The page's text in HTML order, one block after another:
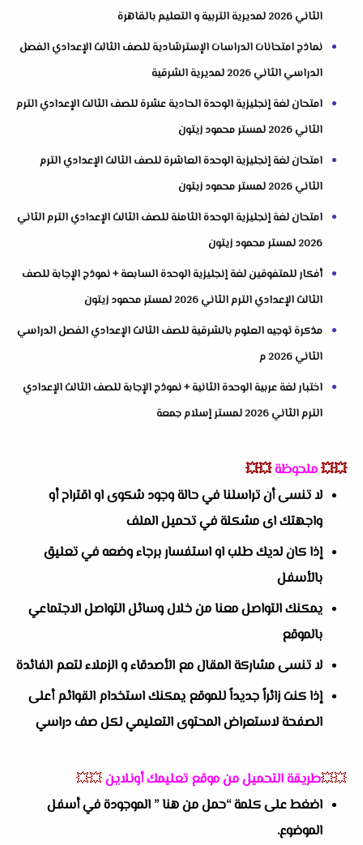
الثاني 2026 لمديرية التربية و التعليم بالقاهرة
نماذج امتحانات الدراسات الإسترشادية للصف الثالث الإعدادي الفصل
الدراسي الثاني 2026 لمديرية الشرقية
امتحان لغة إنجليزية الوحدة الحادية عشرة للصف الثالث الإعدادي الترم
الثاني 2026 لمستر محمود زيتون
امتحان لغة إنجليزية الوحدة العاشرة للصف الثالث الإعدادي الترم
الثاني 2026 لمستر محمود زيتون
امتحان لغة إنجليزية الوحدة الثامنة للصف الثالث الإعدادي الترم الثاني
2026 لمستر محمود زيتون
أفكار للمتفوقين لغة إنجليزية الوحدة السابعة + نموذج الإجابة للصف
الثالث الإعدادي الترم الثاني 2026 لمستر محمود زيتون
مذكرة توجيه العلوم بالشرقية للصف الثالث الإعدادي الفصل الدراسي
الثاني 2026 م
اختبار لغة عربية الوحدة الثانية + نموذج الإجابة للصف الثالث الإعدادي
الترم الثاني 2026 لمستر إسلام جمعة
💥💥ملحوظة💥💥
لا تنسى أن تراسلنا في حالة وجود شكوى او اقتراح أو
واجهتك اى مشكلة في تحميل الملف
إذا كان لديك طلب او استفسار برجاء وضعه في تعليق
بالأسفل
يمكنك التواصل معنا من خلال وسائل التواصل الاجتماعي
بالموقع
لا تنسى مشاركة المقال مع الأصدقاء و الزملاء لتعم الفائدة
إذا كنت زائراً جديداً للموقع يمكنك استخدام القوائم أعلى
الصفحة لاستعراض المحتوى التعليمي لكل صف دراسي
💥💥طريقة التحميل من موقع تعليمك أونلاين💥💥
اضغط على كلمة “حمل من هنا ” الموجودة في أسفل
الموضوع.